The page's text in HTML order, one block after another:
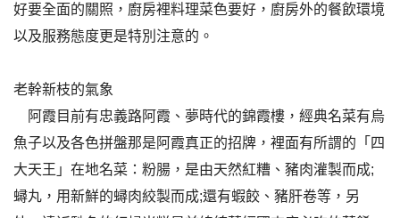
好要全面的關照，廚房裡料理菜色要好，廚房外的餐飲環境
以及服務態度更是特別注意的。
老幹新枝的氣象
阿霞目前有忠義路阿霞、夢時代的錦霞樓，經典名菜有烏
魚子以及各色拼盤那是阿霞真正的招牌，裡面有所謂的「四
大天王」在地名菜：粉腸，是由天然紅糟、豬肉灌製而成;
蟳丸，用新鮮的蟳肉絞製而成;還有蝦餃、豬肝卷等，另